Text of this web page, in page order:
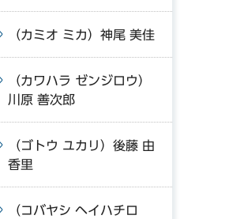
（カミオ ミカ）神尾 美佳
（カワハラ ゼンジロウ）
川原 善次郎
（ゴトウ ユカリ）後藤 由
香里
（コバヤシ ヘイハチロ